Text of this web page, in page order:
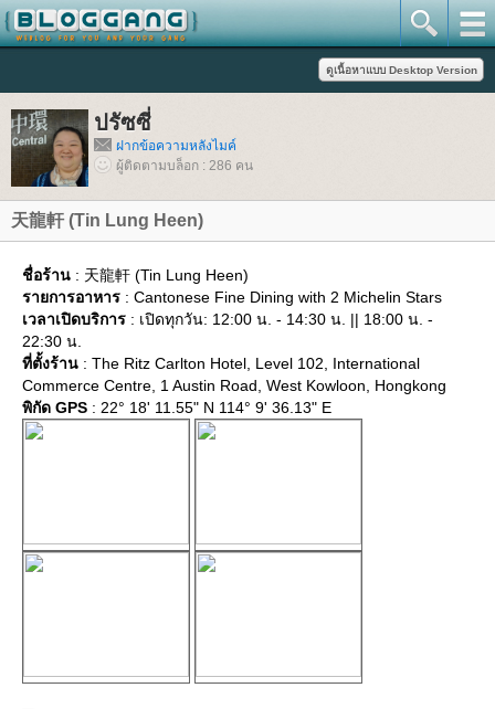
ปรัซซี่
ฝากข้อความหลังไมค์
ผู้ติดตามบล็อก : 286 คน
天龍軒 (Tin Lung Heen)
ชื่อร้าน : 天龍軒 (Tin Lung Heen)
รายการอาหาร : Cantonese Fine Dining with 2 Michelin Stars
เวลาเปิดบริการ : เปิดทุกวัน: 12:00 น. - 14:30 น. || 18:00 น. -
22:30 น.
ที่ตั้งร้าน : The Ritz Carlton Hotel, Level 102, International
Commerce Centre, 1 Austin Road, West Kowloon, Hongkong
พิกัด GPS : 22° 18' 11.55" N 114° 9' 36.13" E